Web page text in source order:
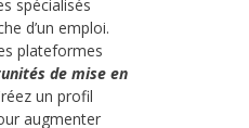
spécialisés
d’un emploi.
plateformes
de mise en
un profil
augmenter